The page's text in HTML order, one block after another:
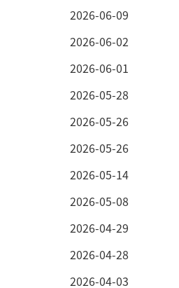
2026-06-09
2026-06-02
2026-06-01
2026-05-28
2026-05-26
2026-05-26
2026-05-14
2026-05-08
2026-04-29
2026-04-28
2026-04-03